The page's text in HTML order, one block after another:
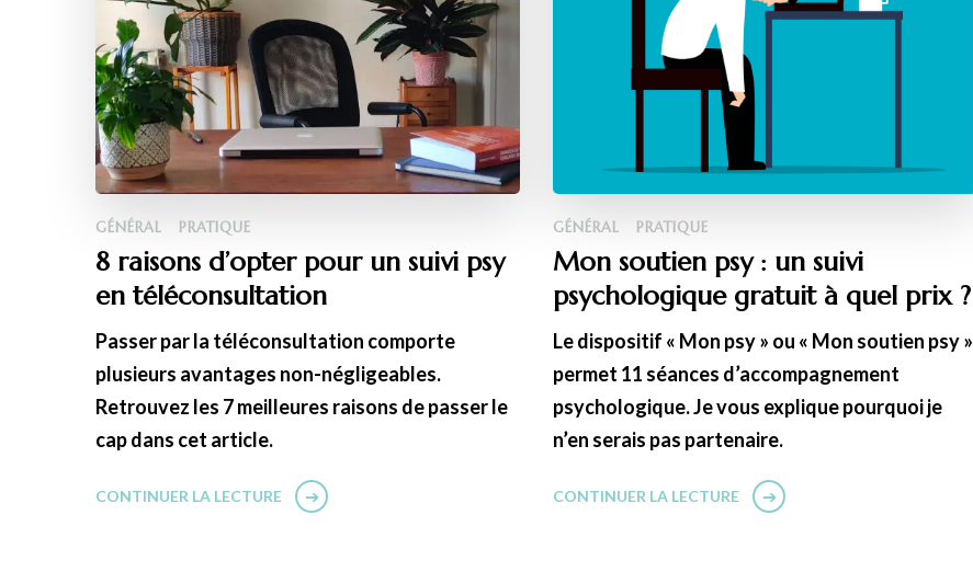
GÉNÉRAL PRATIQUE
8 raisons d’opter pour un suivi psy
en téléconsultation
Passer par la téléconsultation comporte
plusieurs avantages non-négligeables.
Retrouvez les 7 meilleures raisons de passer le
cap dans cet article.
CONTINUER LA LECTURE
GÉNÉRAL PRATIQUE
Mon soutien psy : un suivi
psychologique gratuit à quel prix ?
Le dispositif « Mon psy » ou « Mon soutien psy »
permet 11 séances d’accompagnement
psychologique. Je vous explique pourquoi je
n’en serais pas partenaire.
CONTINUER LA LECTURE